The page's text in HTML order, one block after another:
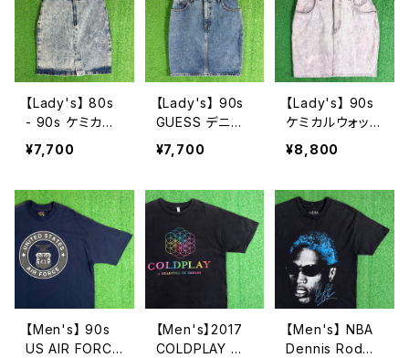
ンズ ドジャース
N1585
ボーイスカウト
2197
【Lady's】 80s
- 90s ケミカル
ウォッシュ デニ
ム スカート / ア
80年代 90年代
ミニ タイト レデ
ィース N1587
¥7,700
【Lady's】 90s
GUESS デニム
ミニスカート /
アメリカ製 USA
タイトスカート
スカート ミニ 古
着 レディース 2
275
¥7,700
【Lady's】 90s
ケミカルウォッシ
ュ デニム ミニ
スカート / 90年
ース N1586
¥8,800
【Men's】 90s
US AIR FORCE
【Men's】2017
COLDPLAY ツ
【Men's】 NBA
Dennis Rodma